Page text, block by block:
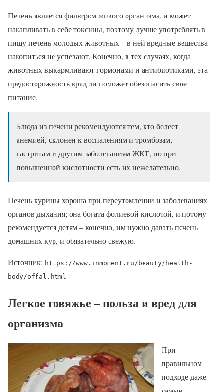
Печень является фильтром живого организма, и может
накапливать в себе токсины, поэтому лучше употреблять в
пищу печень молодых животных – в ней вредные вещества
накопиться не успевают. Конечно, в тех случаях, когда
животных выкармливают гормонами и антибиотиками, эта
предосторожность вряд ли поможет обезопасить свое
питание.
Блюда из печени рекомендуются тем, кто болеет
анемией, склонен к воспалениям и тромбозам,
гастритам и другим заболеваниям ЖКТ, но при
повышенной кислотности есть их нежелательно.
Печень курицы хороша при переутомлении и заболеваниях
органов дыхания; она богата фолиевой кислотой, и потому
рекомендуется детям – конечно, им нужно давать печень
домашних кур, и обязательно свежую.
Источник: https://www.inmoment.ru/beauty/health-
body/offal.html
Легкое говяжье – польза и вред для
организма
При
правильном
подходе даже